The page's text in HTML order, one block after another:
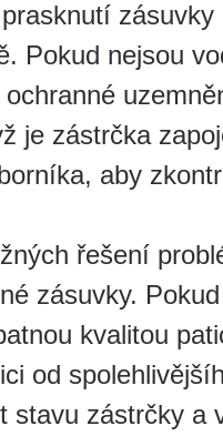
zásuvky
Pokud nejsou
je zástrčka
aby
řešení
zásuvky.
kvalitou
od
stavu zástrčky a